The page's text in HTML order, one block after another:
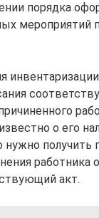
порядка
о его
нужно
акт.